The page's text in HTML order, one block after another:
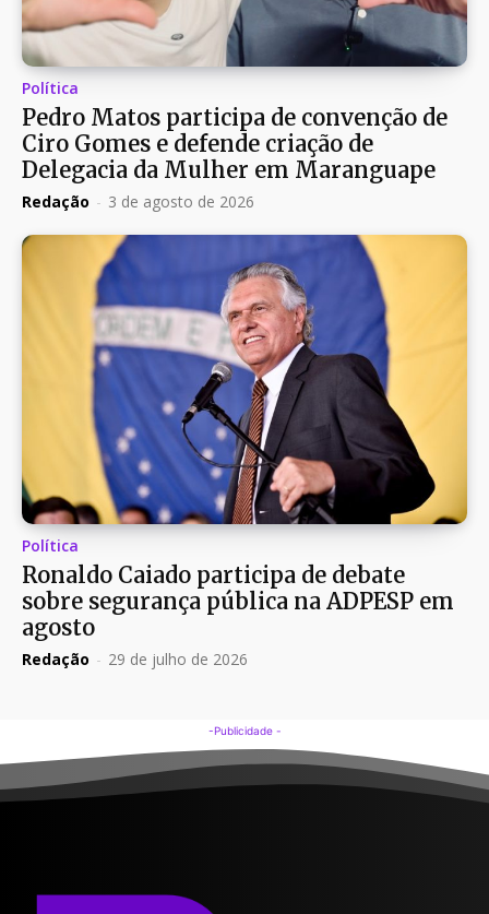
Política
Pedro Matos participa de convenção de
Ciro Gomes e defende criação de
Delegacia da Mulher em Maranguape
Redação - 3 de agosto de 2026
Política
Ronaldo Caiado participa de debate
sobre segurança pública na ADPESP em
agosto
Redação - 29 de julho de 2026
-Publicidade -